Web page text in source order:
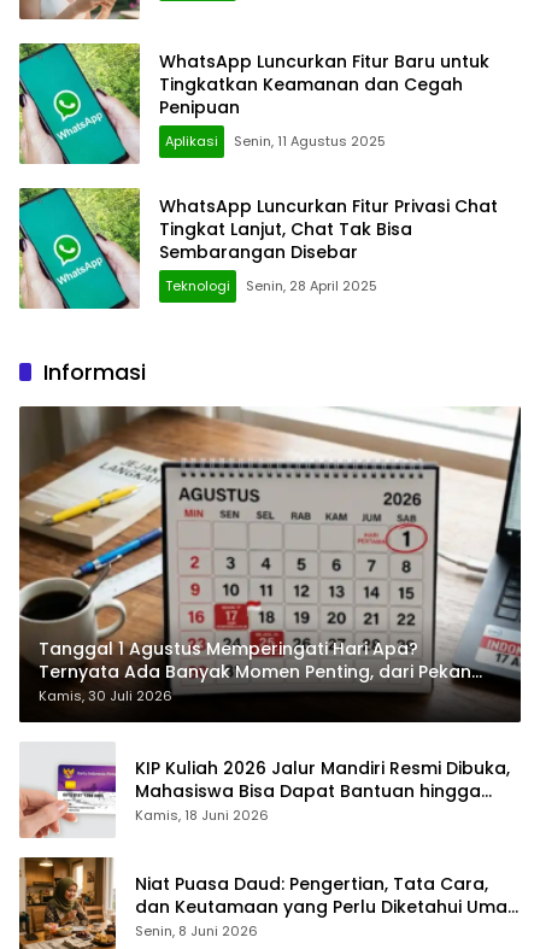
WhatsApp Luncurkan Fitur Baru untuk
Tingkatkan Keamanan dan Cegah
Penipuan
Aplikasi Senin, 11 Agustus 2025
WhatsApp Luncurkan Fitur Privasi Chat
Tingkat Lanjut, Chat Tak Bisa
Sembarangan Disebar
Teknologi Senin, 28 April 2025
Informasi
Tanggal 1 Agustus Memperingati Hari Apa?
Ternyata Ada Banyak Momen Penting, dari Pekan
ASI Sedunia hingga Hari World Wide Web
Kamis, 30 Juli 2026
KIP Kuliah 2026 Jalur Mandiri Resmi Dibuka,
Mahasiswa Bisa Dapat Bantuan hingga
Rp1,4 Juta per Bulan
Kamis, 18 Juni 2026
Niat Puasa Daud: Pengertian, Tata Cara,
dan Keutamaan yang Perlu Diketahui Umat
Muslim
Senin, 8 Juni 2026